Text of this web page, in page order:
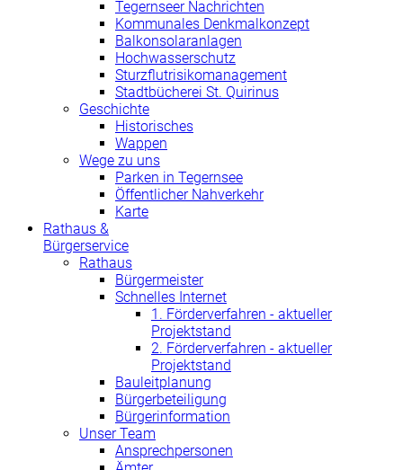
Tegernseer Nachrichten
Kommunales Denkmalkonzept
Balkonsolaranlagen
Hochwasserschutz
Sturzflutrisikomanagement
Stadtbücherei St. Quirinus
Geschichte
Historisches
Wappen
Wege zu uns
Parken in Tegernsee
Öffentlicher Nahverkehr
Karte
Rathaus &
Bürgerservice
Rathaus
Bürgermeister
Schnelles Internet
1. Förderverfahren - aktueller
Projektstand
2. Förderverfahren - aktueller
Projektstand
Bauleitplanung
Bürgerbeteiligung
Bürgerinformation
Unser Team
Ansprechpersonen